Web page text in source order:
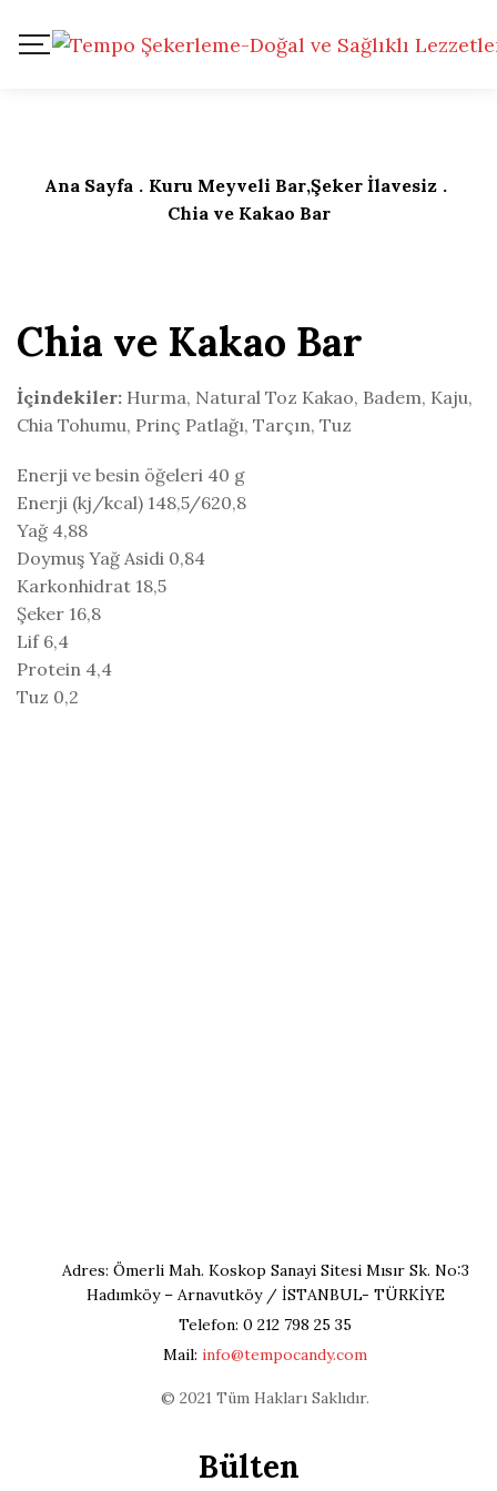
Ana Sayfa . Kuru Meyveli Bar,Şeker İlavesiz .
Chia ve Kakao Bar
Chia ve Kakao Bar
İçindekiler: Hurma, Natural Toz Kakao, Badem, Kaju,
Chia Tohumu, Prinç Patlağı, Tarçın, Tuz
Enerji ve besin öğeleri 40 g
Enerji (kj/kcal) 148,5/620,8
Yağ 4,88
Doymuş Yağ Asidi 0,84
Karkonhidrat 18,5
Şeker 16,8
Lif 6,4
Protein 4,4
Tuz 0,2
Adres: Ömerli Mah. Koskop Sanayi Sitesi Mısır Sk. No:3
Hadımköy – Arnavutköy / İSTANBUL- TÜRKİYE
Telefon: 0 212 798 25 35
Mail: info@tempocandy.com
© 2021 Tüm Hakları Saklıdır.
Bülten